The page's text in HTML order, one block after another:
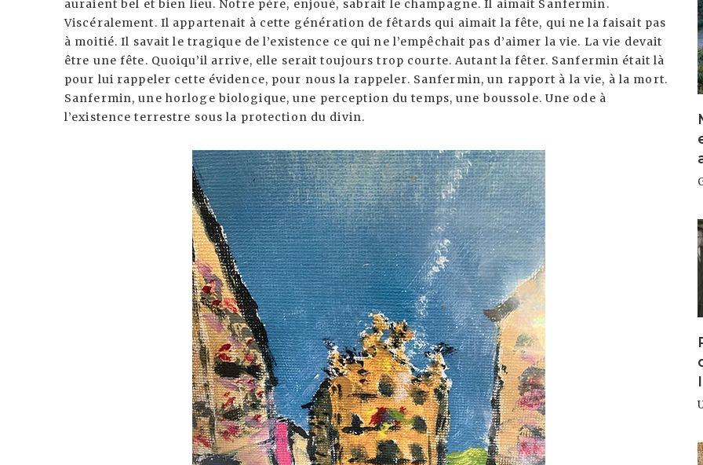
auraient bel et bien lieu. Notre père, enjoué, sabrait le champagne. Il aimait Sanfermin.
Viscéralement. Il appartenait à cette génération de fêtards qui aimait la fête, qui ne la faisait pas
à moitié. Il savait le tragique de l’existence ce qui ne l’empêchait pas d’aimer la vie. La vie devait
être une fête. Quoiqu’il arrive, elle serait toujours trop courte. Autant la fêter. Sanfermin était là
pour lui rappeler cette évidence, pour nous la rappeler. Sanfermin, un rapport à la vie, à la mort.
Sanfermin, une horloge biologique, une perception du temps, une boussole. Une ode à
l’existence terrestre sous la protection du divin.